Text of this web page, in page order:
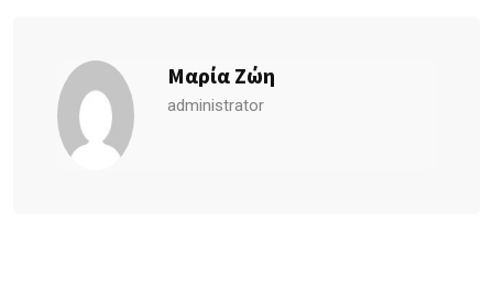
Μαρία Ζώη
administrator